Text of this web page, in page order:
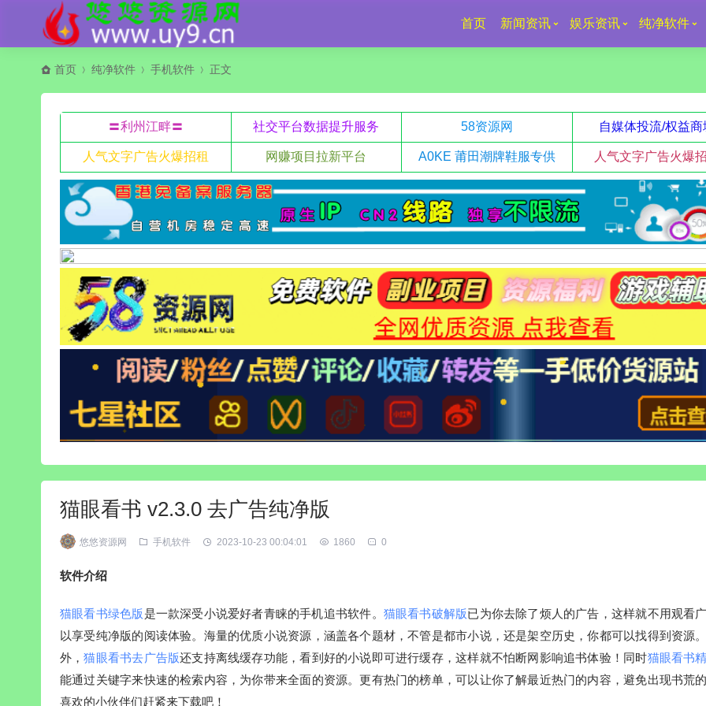
首页 新闻资讯 娱乐资讯 纯净软件
首页 纯净软件 手机软件 正文
〓利州江畔〓 社交平台数据提升服务 58资源网 自媒体投流/权益商
人气文字广告火爆招租 网赚项目拉新平台 A0KE 莆田潮牌鞋服专供 人气文字广告火爆
猫眼看书 v2.3.0 去广告纯净版
悠悠资源网 手机软件 2023-10-23 00:04:01 1860 0
软件介绍
猫眼看书绿色版是一款深受小说爱好者青睐的手机追书软件。 猫眼看书破解版已为你去除了烦人的广告，这样就不用观看
以享受纯净版的阅读体验。海量的优质小说资源，涵盖各个题材，不管是都市小说，还是架空历史，你都可以找得到资源
外，猫眼看书去广告版还支持离线缓存功能，看到好的小说即可进行缓存，这样就不怕断网影响追书体验！同时猫眼看书
能通过关键字来快速的检索内容，为你带来全面的资源。更有热门的榜单，可以让你了解最近热门的内容，避免出现书荒
喜欢的小伙伴们赶紧来下载吧！